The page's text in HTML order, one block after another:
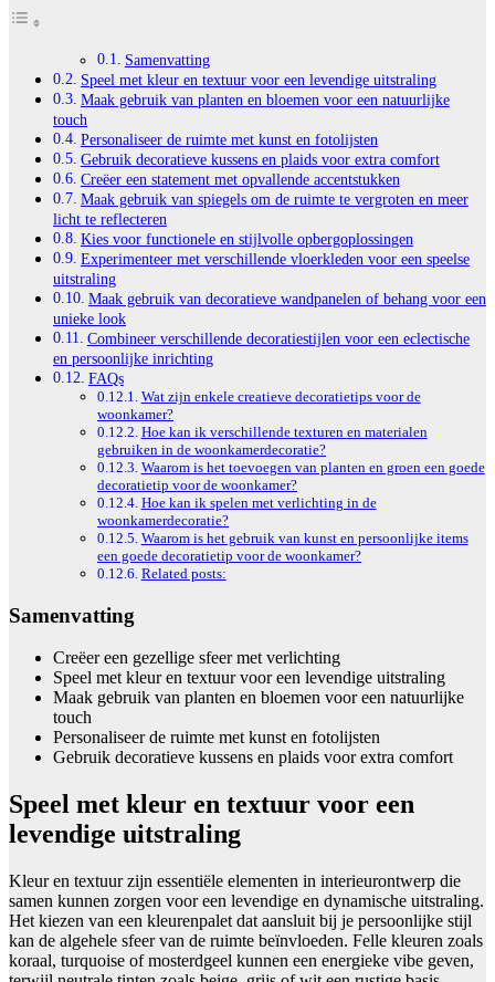
Samenvatting
Speel met kleur en textuur voor een levendige uitstraling
Maak gebruik van planten en bloemen voor een natuurlijke
touch
Personaliseer de ruimte met kunst en fotolijsten
Gebruik decoratieve kussens en plaids voor extra comfort
Creëer een statement met opvallende accentstukken
Maak gebruik van spiegels om de ruimte te vergroten en meer
licht te reflecteren
Kies voor functionele en stijlvolle opbergoplossingen
Experimenteer met verschillende vloerkleden voor een speelse
uitstraling
Maak gebruik van decoratieve wandpanelen of behang voor een
unieke look
Combineer verschillende decoratiestijlen voor een eclectische
en persoonlijke inrichting
FAQs
Wat zijn enkele creatieve decoratietips voor de
woonkamer?
Hoe kan ik verschillende texturen en materialen
gebruiken in de woonkamerdecoratie?
Waarom is het toevoegen van planten en groen een goede
decoratietip voor de woonkamer?
Hoe kan ik spelen met verlichting in de
woonkamerdecoratie?
Waarom is het gebruik van kunst en persoonlijke items
een goede decoratietip voor de woonkamer?
Related posts:
Samenvatting
Creëer een gezellige sfeer met verlichting
Speel met kleur en textuur voor een levendige uitstraling
Maak gebruik van planten en bloemen voor een natuurlijke
touch
Personaliseer de ruimte met kunst en fotolijsten
Gebruik decoratieve kussens en plaids voor extra comfort
Speel met kleur en textuur voor een
levendige uitstraling
Kleur en textuur zijn essentiële elementen in interieurontwerp die
samen kunnen zorgen voor een levendige en dynamische uitstraling.
Het kiezen van een kleurenpalet dat aansluit bij je persoonlijke stijl
kan de algehele sfeer van de ruimte beïnvloeden. Felle kleuren zoals
koraal, turquoise of mosterdgeel kunnen een energieke vibe geven,